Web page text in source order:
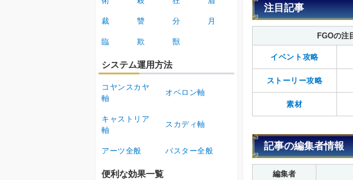
注目記事
FGOの注
イベント攻略
ストーリー攻略
素材
記事の編集者情報
編集者
裁 讐 分 月
臨 欺 獣
システム運用方法
コヤンスカヤ
軸
オベロン軸
キャストリア
軸
スカディ軸
アーツ全般 バスター全般
便利な効果一覧